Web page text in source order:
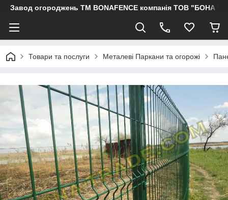
Завод огороджень ТМ BONAFENCE компанія ТОВ "БОНА
Товари та послуги Металеві Паркани та огорожі